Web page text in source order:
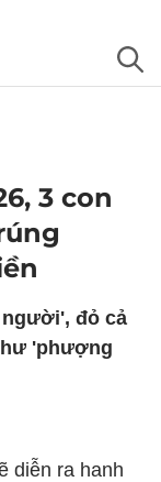
3 con
đỏ cả
'phượng
diễn ra hanh